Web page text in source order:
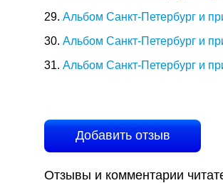
29. Альбом Санкт-Петербург и
30. Альбом Санкт-Петербург и
31. Альбом Санкт-Петербург и
Добавить отзыв
Отзывы и комментарии